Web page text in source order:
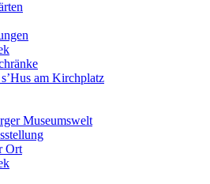
am Kirchplatz
Museumswelt
Ort